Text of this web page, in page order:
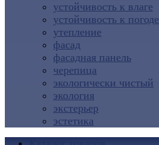
устойчивость к влаге
устойчивость к погоде
утепление
фасад
фасадная панель
черепица
экологически чистый
экология
экстерьер
эстетика